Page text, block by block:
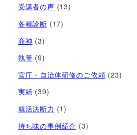
受講者の声 (13)
各種診断 (17)
商神 (3)
執筆 (9)
官庁・自治体研修のご依頼 (23)
実績 (39)
就活決断力 (1)
持ち味の事例紹介 (3)